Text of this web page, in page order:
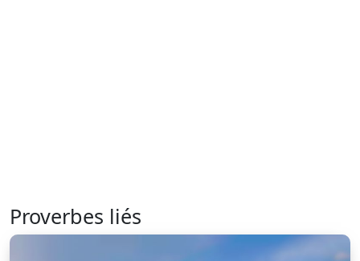
Proverbes liés